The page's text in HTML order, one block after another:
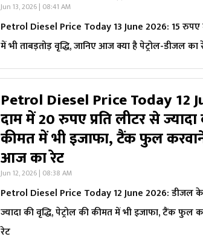
Jun 13, 2026 | 08:41 AM
Petrol Diesel Price Today 13 June 2026: 15 रुपए
में भी ताबड़तोड़ वृद्धि, जानिए आज क्या है पेट्रोल-डीजल का
Petrol Diesel Price Today 12
दाम में 20 रुपए प्रति लीटर से ज्यादा
कीमत में भी इजाफा, टैंक फुल
आज का रेट
Jun 12, 2026 | 08:38 AM
Petrol Diesel Price Today 12 June 2026: डीजल के
ज्यादा की वृद्धि, पेट्रोल की कीमत में भी इजाफा, टैंक
रेट